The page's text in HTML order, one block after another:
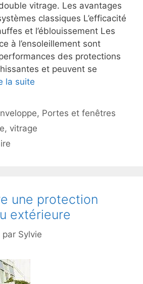
vitrage. Les avantages
classiques L’efficacité
et l’éblouissement Les
à l’ensoleillement sont
des protections
et peuvent se
la suite
, Portes et fenêtres
, vitrage
une protection
extérieure
par Sylvie